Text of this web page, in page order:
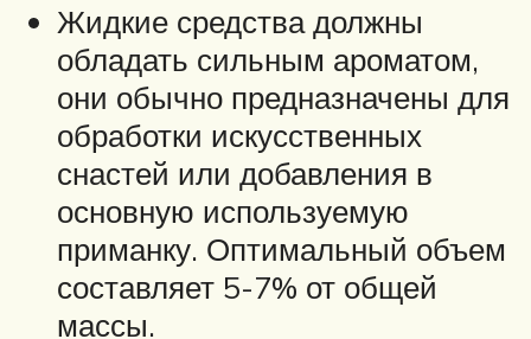
Жидкие средства должны
обладать сильным ароматом,
они обычно предназначены для
обработки искусственных
снастей или добавления в
основную используемую
приманку. Оптимальный объем
составляет 5-7% от общей
массы.